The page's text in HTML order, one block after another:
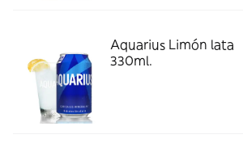
Aquarius Limón lata
330ml.